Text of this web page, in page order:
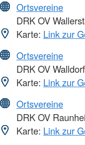
Ortsvereine
DRK OV
Karte: Link zur
Ortsvereine
DRK OV Walldorf
Karte: Link zur
Ortsvereine
DRK OV
Karte: Link zur